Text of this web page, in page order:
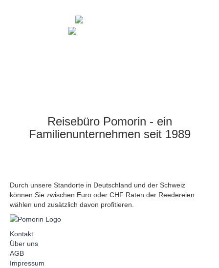
Reisebüro Pomorin - ein
Familienunternehmen seit 1989
Durch unsere Standorte in Deutschland und der Schweiz
können Sie zwischen Euro oder CHF Raten der Reedereien
wählen und zusätzlich davon profitieren.
Kontakt
Über uns
AGB
Impressum